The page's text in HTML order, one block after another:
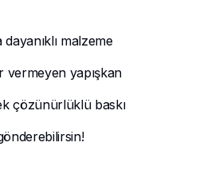
malzeme
vermeyen yapışkan
çözünürlüklü baskı